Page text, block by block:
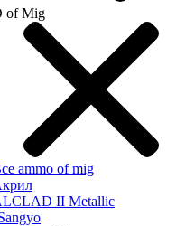
of Mig
ammo of mig
II Metallic